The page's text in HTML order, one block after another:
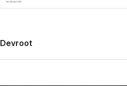
Devroot